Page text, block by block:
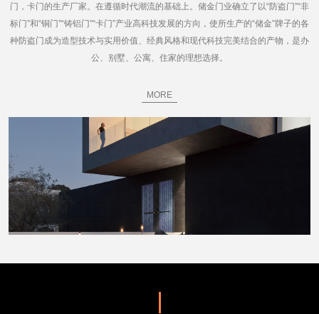
门，卡门的生产厂家。在遵循时代潮流的基础上。储金门业确立了以“防盗门”“非
标门”和“铜门”“铸铝门”“卡门”产业高科技发展的方向，使所生产的“储金”牌子的各
种防盗门成为造型技术与实用价值、经典风格和现代科技完美结合的产物，是办
公、别墅、公寓、住家的理想选择。
MORE